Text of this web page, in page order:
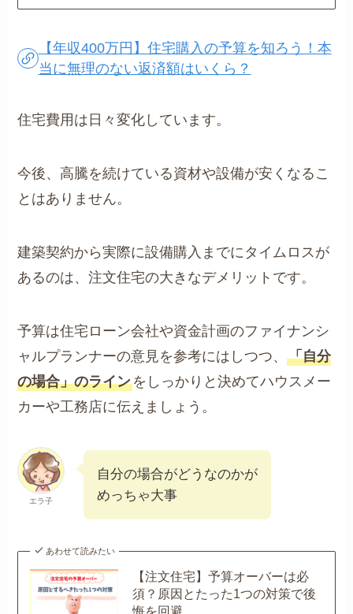
【年収400万円】住宅購入の予算を知ろう！本
当に無理のない返済額はいくら？
住宅費用は日々変化しています。
今後、高騰を続けている資材や設備が安くなるこ
とはありません。
建築契約から実際に設備購入までにタイムロスが
あるのは、注文住宅の大きなデメリットです。
予算は住宅ローン会社や資金計画のファイナンシ
ャルプランナーの意見を参考にはしつつ、「自分
の場合」のラインをしっかりと決めてハウスメー
カーや工務店に伝えましょう。
エラ子
自分の場合がどうなのかが
めっちゃ大事
あわせて読みたい
【注文住宅】予算オーバーは必
須？原因とたった1つの対策で後
悔を回避